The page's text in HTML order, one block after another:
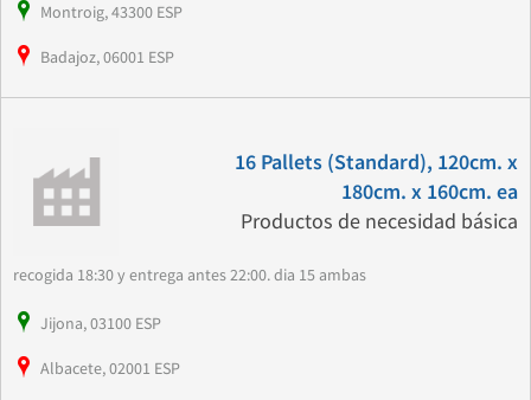
Montroig, 43300 ESP
Badajoz, 06001 ESP
16 Pallets (Standard), 120cm. x
180cm. x 160cm. ea
Productos de necesidad básica
recogida 18:30 y entrega antes 22:00. dia 15 ambas
Jijona, 03100 ESP
Albacete, 02001 ESP